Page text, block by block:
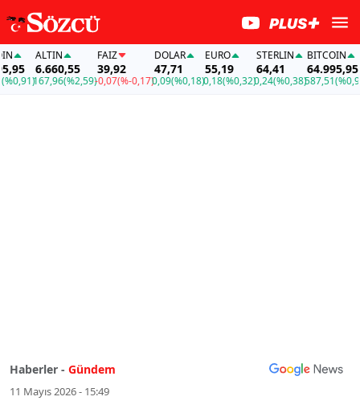
ALTIN
6.660,55
167,96(%2,59)
FAİZ
39,92
-0,07(%-0,17)
DOLAR
47,71
0,09(%0,18)
EURO
55,19
0,18(%0,32)
STERLIN
64,41
0,24(%0,38)
BITCOIN
64.995,95
587,51(%0,91)
Haberler - Gündem
11 Mayıs 2026 - 15:49